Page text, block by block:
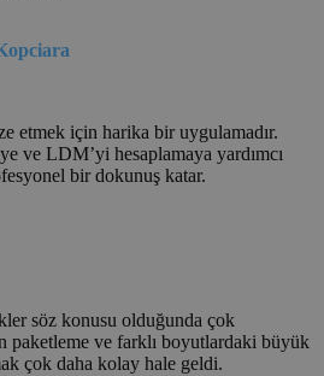
etmek için harika bir uygulamadır.
ve LDM’yi hesaplamaya yardımcı
bir dokunuş katar.
söz konusu olduğunda çok
paketleme ve farklı boyutlardaki büyük
çok daha kolay hale geldi.